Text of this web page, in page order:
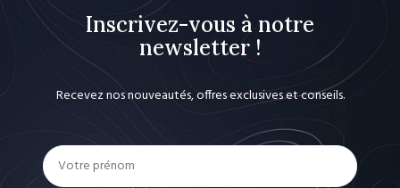
Inscrivez-vous à notre
newsletter !
Recevez nos nouveautés, offres exclusives et conseils.